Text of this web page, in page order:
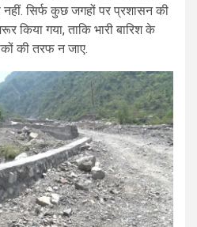
सिर्फ कुछ जगहों पर प्रशासन की
किया गया, ताकि भारी बारिश के
की तरफ न जाए.